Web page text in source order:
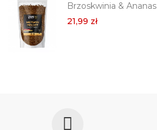
Brzoskwinia & Ananas
21,99 zł